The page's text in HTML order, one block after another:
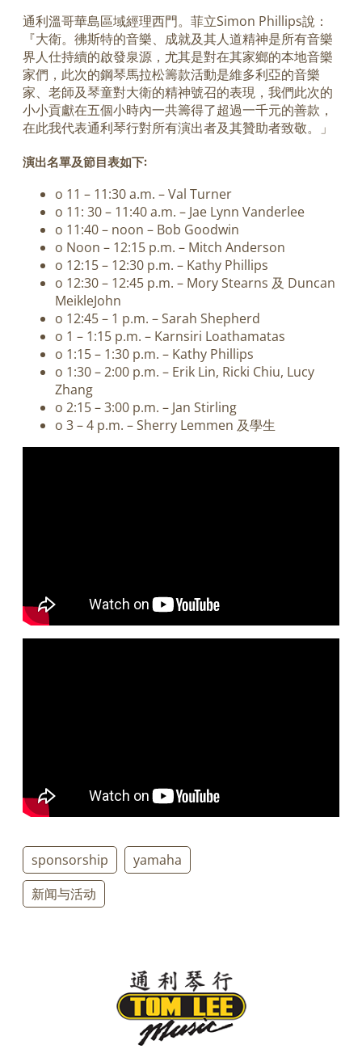
通利溫哥華島區域經理西門。菲立Simon Phillips說：
『大衛。彿斯特的音樂、成就及其人道精神是所有音樂
界人仕持續的啟發泉源，尤其是對在其家鄉的本地音樂
家們，此次的鋼琴馬拉松籌款活動是維多利亞的音樂
家、老師及琴童對大衛的精神號召的表現，我們此次的
小小貢獻在五個小時內一共籌得了超過一千元的善款，
在此我代表通利琴行對所有演出者及其贊助者致敬。」
演出名單及節目表如下:
o 11 – 11:30 a.m. – Val Turner
o 11: 30 – 11:40 a.m. – Jae Lynn Vanderlee
o 11:40 – noon – Bob Goodwin
o Noon – 12:15 p.m. – Mitch Anderson
o 12:15 – 12:30 p.m. – Kathy Phillips
o 12:30 – 12:45 p.m. – Mory Stearns 及 Duncan
MeikleJohn
o 12:45 – 1 p.m. – Sarah Shepherd
o 1 – 1:15 p.m. – Karnsiri Loathamatas
o 1:15 – 1:30 p.m. – Kathy Phillips
o 1:30 – 2:00 p.m. – Erik Lin, Ricki Chiu, Lucy
Zhang
o 2:15 – 3:00 p.m. – Jan Stirling
o 3 – 4 p.m. – Sherry Lemmen 及學生
sponsorship
yamaha
新闻与活动